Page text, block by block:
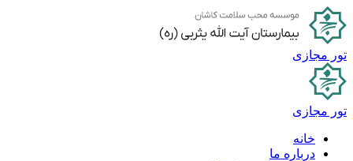
پرش
به
محتوا
تور مجازی
تور مجازی
خانه
درباره ما